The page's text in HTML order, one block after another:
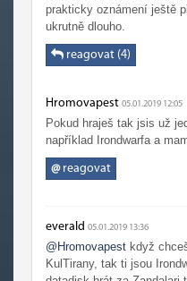
prakticky oznámení ještě
ukrutně dlouho.
reagovat (4)
Hromovapest 05.01.2019 12:05
Pokud hraješ tak jsis už
například Irondwarfa a
@reagovat
everald 05.01.2019 13:36
@Hromovapest když
KulTirany, tak ti jsou